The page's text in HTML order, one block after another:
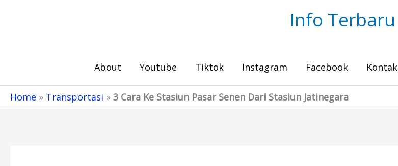
Info Terbaru
About Youtube Tiktok Instagram Facebook Kontak
Home » Transportasi » 3 Cara Ke Stasiun Pasar Senen Dari Stasiun Jatinegara